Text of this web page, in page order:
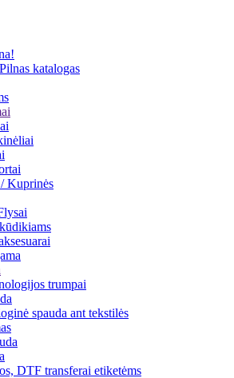
Pilnas katalogas
Kuprinės
trumpai
spauda ant tekstilės
DTF transferai etiketėms